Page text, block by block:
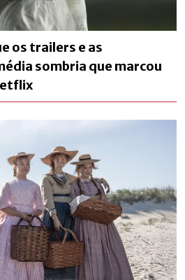
os trailers e as
sombria que marcou